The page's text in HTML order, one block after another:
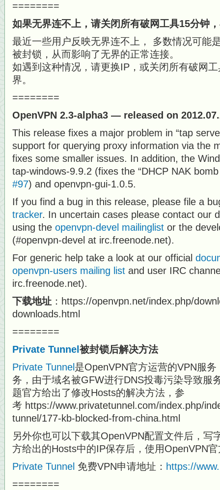
========
如果无界连不上，请关闭所有破网工具15分钟
最近一些用户反映无界连不上， 多数情况可能
被封锁，从而影响了无界的正常连接。
如遇到这种情况，请更换IP，或关闭所有破网
界。
========
OpenVPN 2.3-alpha3 — released on
This release fixes a major problem in “tap
support for querying proxy information via the
fixes some smaller issues. In addition, the
tap-windows-9.9.2 (fixes the “DHCP NAK
#97) and openvpn-gui-1.0.5.
If you find a bug in this release, please file a
tracker. In uncertain cases please contact our
using the openvpn-devel mailinglist or the
(#openvpn-devel at irc.freenode.net).
For generic help take a look at our official
openvpn-users mailing list and user IRC
irc.freenode.net).
下载地址 ：https://openvpn.net/index.php/
downloads.html
========
Private Tunnel被封锁后解决方法
Private Tunnel 是OpenVPN官方运营的VPN服
务，由于域名被GFW进行DNS投毒污染导致服
题官方给出了修改Hosts的解决方法，参
考 https://www.privatetunnel.com/index.php/
tunnel/177-kb-blocked-from-china.html
另外你也可以下载其OpenVPN配置文件后，写
方给出的Hosts中的IP保存后，使用OpenVPN
Private Tunnel 免费VPN申请地址： https://
========